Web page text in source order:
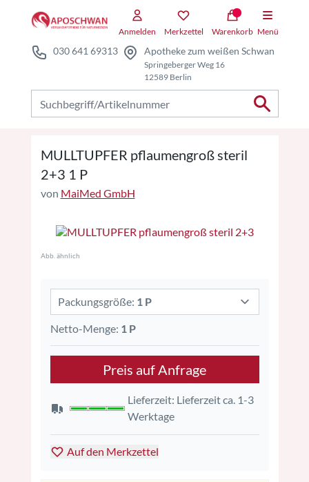
Anmelden Merkzettel Warenkorb Menü
030 641 69313 Apotheke zum weißen Schwan
Springeberger Weg 16
12589 Berlin
MULLTUPFER pflaumengroß steril
2+3 1 P
von MaiMed GmbH
Abb. ähnlich
Packungsgröße: 1 P
Netto-Menge: 1 P
Preis auf Anfrage
Lieferzeit: Lieferzeit ca. 1-3
Werktage
Auf den Merkzettel